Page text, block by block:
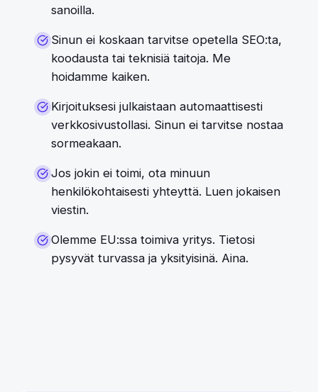
sanoilla.
Sinun ei koskaan tarvitse opetella SEO:ta,
koodausta tai teknisiä taitoja. Me
hoidamme kaiken.
Kirjoituksesi julkaistaan automaattisesti
verkkosivustollasi. Sinun ei tarvitse nostaa
sormeakaan.
Jos jokin ei toimi, ota minuun
henkilökohtaisesti yhteyttä. Luen jokaisen
viestin.
Olemme EU:ssa toimiva yritys. Tietosi
pysyvät turvassa ja yksityisinä. Aina.